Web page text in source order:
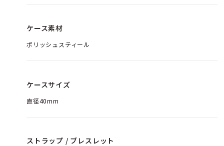
ケース素材
ポリッシュスティール
ケースサイズ
直径40mm
ストラップ / ブレスレット